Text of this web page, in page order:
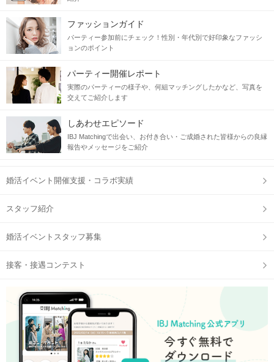
ファッションガイド
パーティー参加前にチェック！性別・年代別で好印象なファッシ
ョンのポイント
パーティー開催レポート
実際のパーティーの様子や、何組マッチングしたかなど、写真を
交えてご紹介します
しあわせエピソード
IBJ Matchingで出会い、お付き合い・ご成婚された皆様からの良縁
報告やメッセージをご紹介
婚活イベント開催支援・コラボ実績
スタッフ紹介
婚活イベントスタッフ募集
接客・接遇コンテスト